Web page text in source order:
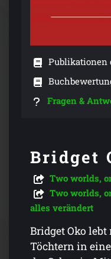
Publikationen
Fragen &
Bridget
Two worlds,
Two worlds,
alles verändert
Bridget Oko
Töchtern in